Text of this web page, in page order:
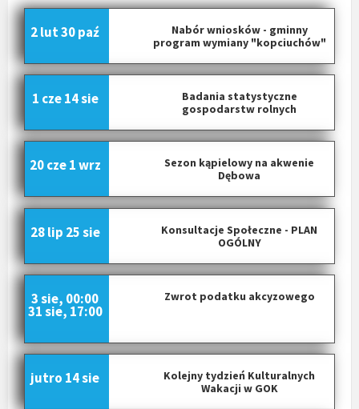
Nabór wniosków - gminny
program wymiany "kopciuchów"
2 lut30 paź
Badania statystyczne
gospodarstw rolnych
1 cze 14 sie
Sezon kąpielowy na akwenie
Dębowa
20 cze 1 wrz
Konsultacje Społeczne - PLAN
OGÓLNY
28 lip 25 sie
Zwrot podatku akcyzowego
3 sie, 00:00
31 sie, 17:00
Kolejny tydzień Kulturalnych
Wakacji w GOK
jutro 14 sie